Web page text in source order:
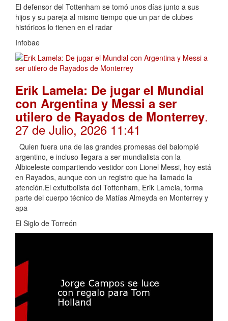
El defensor del Tottenham se tomó unos días junto a sus
hijos y su pareja al mismo tiempo que un par de clubes
históricos lo tienen en el radar
Infobae
Erik Lamela: De jugar el Mundial
con Argentina y Messi a ser
utilero de Rayados de Monterrey.
27 de Julio, 2026 11:41
Quien fuera una de las grandes promesas del balompié
argentino, e incluso llegara a ser mundialista con la
Albiceleste compartiendo vestidor con Lionel Messi, hoy está
en Rayados, aunque con un registro que ha llamado la
atención.El exfutbolista del Tottenham, Erik Lamela, forma
parte del cuerpo técnico de Matías Almeyda en Monterrey y
apa
El Siglo de Torreón